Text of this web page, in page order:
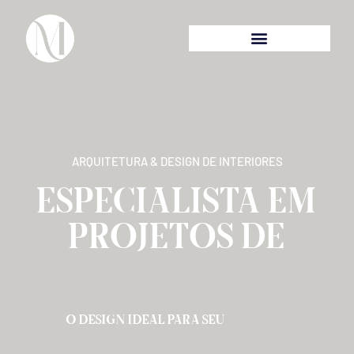
ARQUITETURA & DESIGN DE INTERIORES
ESPECIALISTA EM
PROJETOS DE
O DESIGN IDEAL PARA SEU